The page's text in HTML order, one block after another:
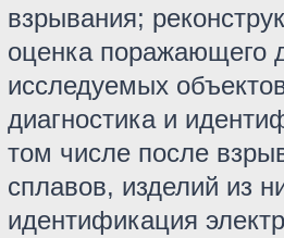
взрывания;
оценка поражающего
исследуемых
диагностика и
том числе после
сплавов, изделий из
идентификация